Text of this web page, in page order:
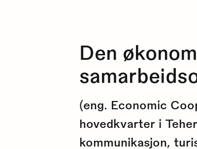
Den
(eng. Economic
hovedkvarter i
kommunikasjon,